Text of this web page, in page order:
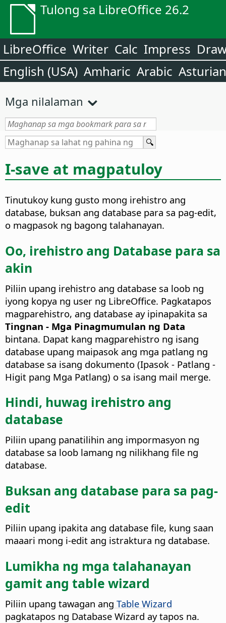
Tulong sa LibreOffice 26.2
LibreOffice Writer Calc Impress
English (USA) Amharic Arabic Asturian
Mga nilalaman
I-save at magpatuloy
Tinutukoy kung gusto mong irehistro ang
database, buksan ang database para sa pag-edit,
o magpasok ng bagong talahanayan.
Oo, irehistro ang Database para sa
akin
Piliin upang irehistro ang database sa loob ng
iyong kopya ng user ng LibreOffice. Pagkatapos
magparehistro, ang database ay ipinapakita sa
Tingnan - Mga Pinagmumulan ng Data
bintana. Dapat kang magparehistro ng isang
database upang maipasok ang mga patlang ng
database sa isang dokumento (Ipasok - Patlang -
Higit pang Mga Patlang) o sa isang mail merge.
Hindi, huwag irehistro ang
database
Piliin upang panatilihin ang impormasyon ng
database sa loob lamang ng nilikhang file ng
database.
Buksan ang database para sa pag-
edit
Piliin upang ipakita ang database file, kung saan
maaari mong i-edit ang istraktura ng database.
Lumikha ng mga talahanayan
gamit ang table wizard
Piliin upang tawagan ang Table Wizard
pagkatapos ng Database Wizard ay tapos na.